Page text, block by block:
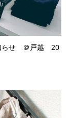
らせ ＠戸越 20